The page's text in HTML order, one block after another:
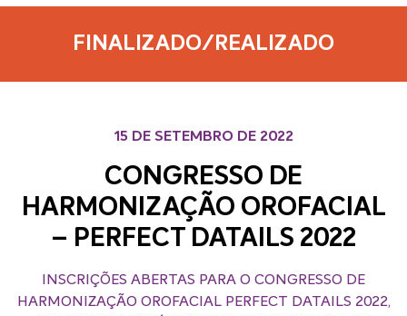
FINALIZADO/REALIZADO
15 DE SETEMBRO DE 2022
CONGRESSO DE
HARMONIZAÇÃO OROFACIAL
– PERFECT DATAILS 2022
INSCRIÇÕES ABERTAS PARA O CONGRESSO DE
HARMONIZAÇÃO OROFACIAL PERFECT DATAILS 2022,